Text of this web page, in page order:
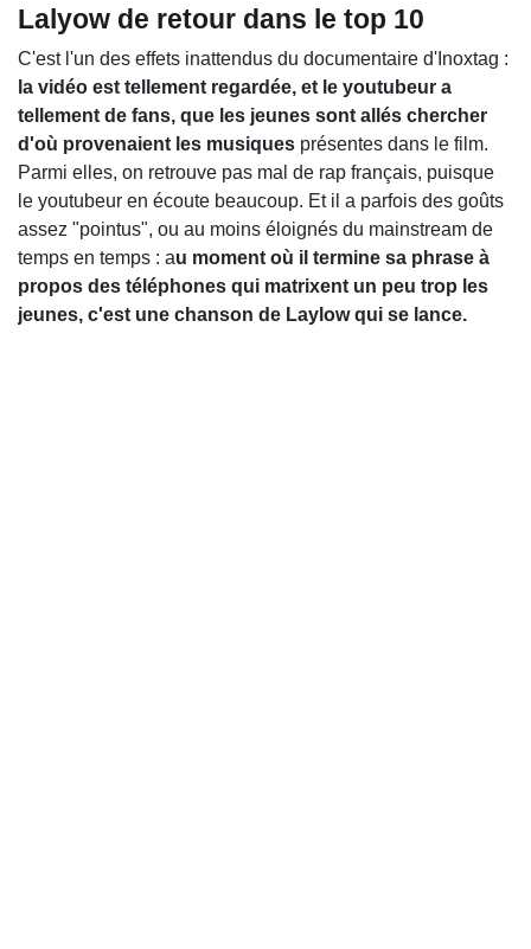
Lalyow de retour dans le top 10
C'est l'un des effets inattendus du documentaire d'Inoxtag :
la vidéo est tellement regardée, et le youtubeur a
tellement de fans, que les jeunes sont allés chercher
d'où provenaient les musiques présentes dans le film.
Parmi elles, on retrouve pas mal de rap français, puisque
le youtubeur en écoute beaucoup. Et il a parfois des goûts
assez "pointus", ou au moins éloignés du mainstream de
temps en temps : au moment où il termine sa phrase à
propos des téléphones qui matrixent un peu trop les
jeunes, c'est une chanson de Laylow qui se lance.